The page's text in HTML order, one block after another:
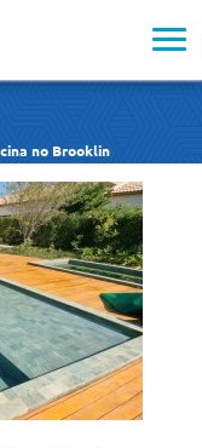
no Brooklin